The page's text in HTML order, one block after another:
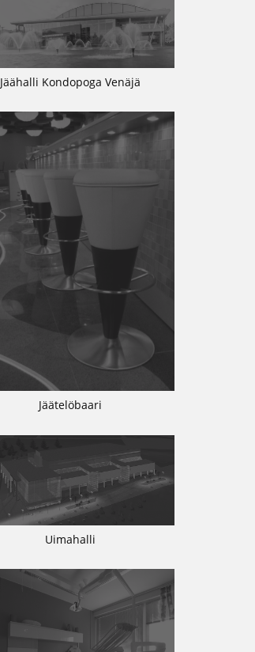
Jäähalli Kondopoga Venäjä
Jäätelöbaari
Uimahalli